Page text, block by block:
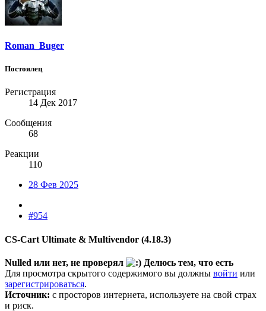
Roman_Buger
Постоялец
Регистрация
14 Дек 2017
Сообщения
68
Реакции
110
28 Фев 2025
#954
CS-Cart Ultimate & Multivendor (4.18.3)​
Nulled или нет, не проверял
Делюсь тем, что есть
Для просмотра скрытого содержимого вы должны войти или
зарегистрироваться.
Источник: с просторов интернета, используете на свой страх
и риск.